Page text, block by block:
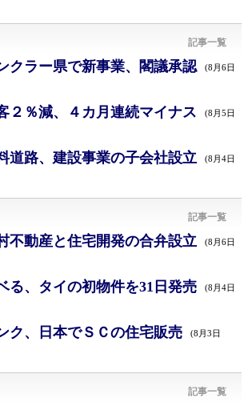
記事一覧
クラー県で新事業、閣議承認 (8月6日
２％減、４カ月連続マイナス (8月5日
道路、建設事業の子会社設立 (8月4日
記事一覧
不動産と住宅開発の合弁設立 (8月6日
る、タイの初物件を31日発売 (8月4日
ク、日本でＳＣの住宅販売 (8月3日
記事一覧